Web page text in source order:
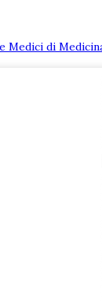
Medici di